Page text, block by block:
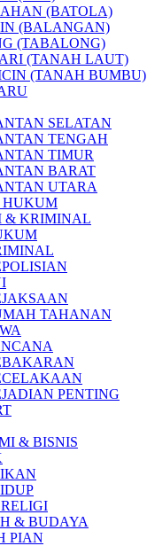
(BATOLA)
(BALANGAN)
(TABALONG)
(TANAH LAUT)
(TANAH BUMBU)
SELATAN
TENGAH
TIMUR
BARAT
UTARA
HUKUM
& KRIMINAL
TAHANAN
PENTING
& BISNIS
& BUDAYA
PIAN